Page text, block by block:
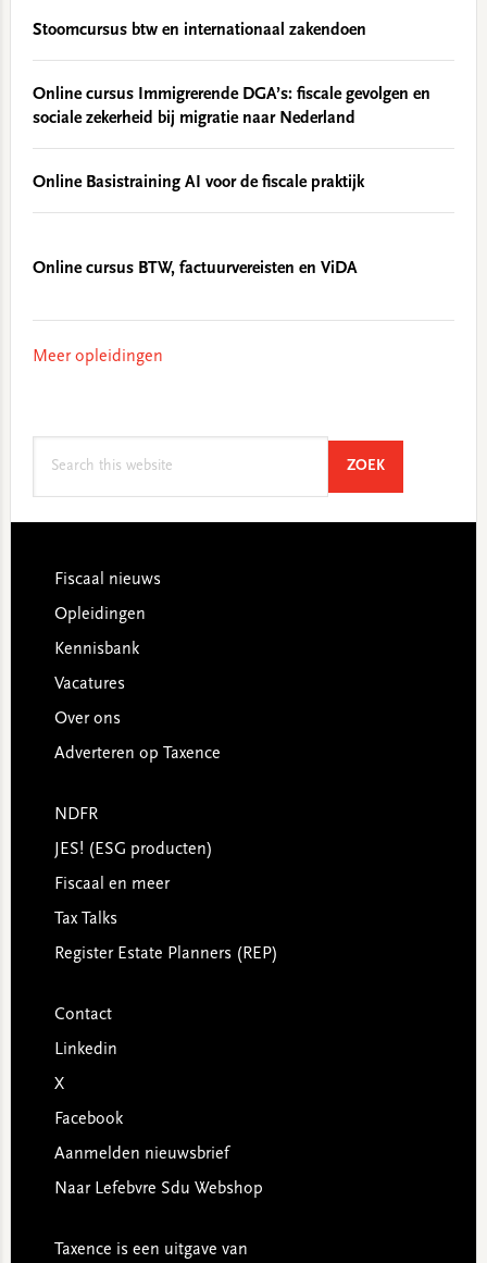
Stoomcursus btw en internationaal zakendoen
Online cursus Immigrerende DGA’s: fiscale gevolgen en
sociale zekerheid bij migratie naar Nederland
Online Basistraining AI voor de fiscale praktijk
Online cursus BTW, factuurvereisten en ViDA
Meer opleidingen
ZOEKSEARCH
Footer
Fiscaal nieuws
Opleidingen
Kennisbank
Vacatures
Over ons
Adverteren op Taxence
NDFR
JES! (ESG producten)
Fiscaal en meer
Tax Talks
Register Estate Planners (REP)
Contact
Linkedin
X
Facebook
Aanmelden nieuwsbrief
Naar Lefebvre Sdu Webshop
Taxence is een uitgave van